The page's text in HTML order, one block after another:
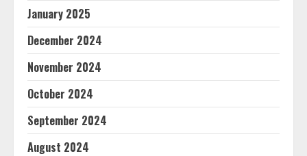
January 2025
December 2024
November 2024
October 2024
September 2024
August 2024